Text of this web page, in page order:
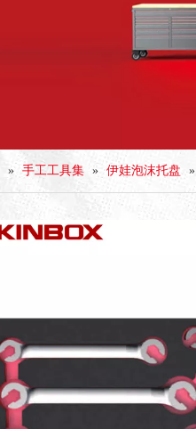
» 手工工具集 » 伊娃泡沫托盘 »